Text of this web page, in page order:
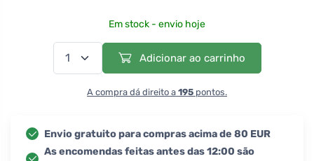
Em stock - envio hoje
Adicionar ao carrinho
A compra dá direito a 195 pontos.
Envio gratuito para compras acima de 80 EUR
As encomendas feitas antes das 12:00 são